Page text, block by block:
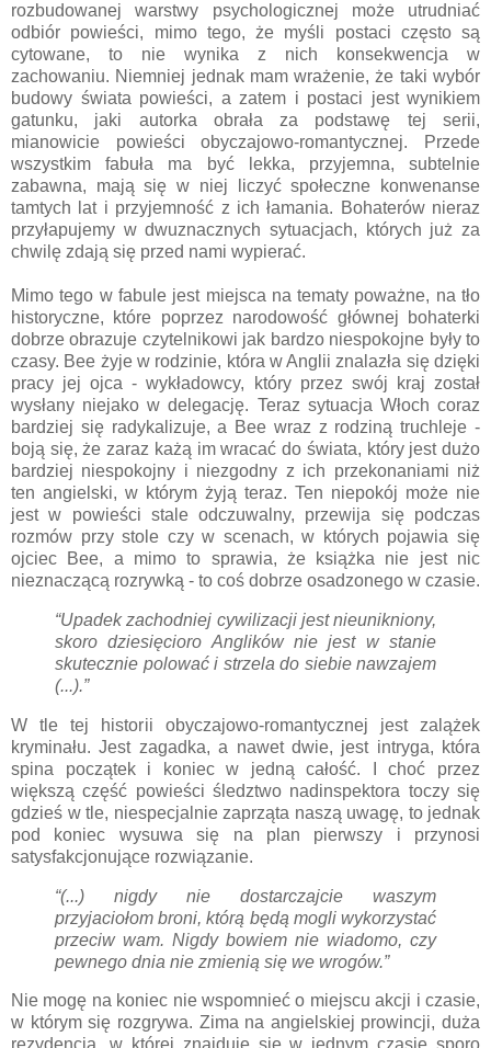
rozbudowanej warstwy psychologicznej może utrudniać
odbiór powieści, mimo tego, że myśli postaci często są
cytowane, to nie wynika z nich konsekwencja w
zachowaniu. Niemniej jednak mam wrażenie, że taki wybór
budowy świata powieści, a zatem i postaci jest wynikiem
gatunku, jaki autorka obrała za podstawę tej serii,
mianowicie powieści obyczajowo-romantycznej. Przede
wszystkim fabuła ma być lekka, przyjemna, subtelnie
zabawna, mają się w niej liczyć społeczne konwenanse
tamtych lat i przyjemność z ich łamania. Bohaterów nieraz
przyłapujemy w dwuznacznych sytuacjach, których już za
chwilę zdają się przed nami wypierać.
Mimo tego w fabule jest miejsca na tematy poważne, na tło
historyczne, które poprzez narodowość głównej bohaterki
dobrze obrazuje czytelnikowi jak bardzo niespokojne były to
czasy. Bee żyje w rodzinie, która w Anglii znalazła się dzięki
pracy jej ojca - wykładowcy, który przez swój kraj został
wysłany niejako w delegację. Teraz sytuacja Włoch coraz
bardziej się radykalizuje, a Bee wraz z rodziną truchleje -
boją się, że zaraz każą im wracać do świata, który jest dużo
bardziej niespokojny i niezgodny z ich przekonaniami niż
ten angielski, w którym żyją teraz. Ten niepokój może nie
jest w powieści stale odczuwalny, przewija się podczas
rozmów przy stole czy w scenach, w których pojawia się
ojciec Bee, a mimo to sprawia, że książka nie jest nic
nieznaczącą rozrywką - to coś dobrze osadzonego w czasie.
“Upadek zachodniej cywilizacji jest nieunikniony,
skoro dziesięcioro Anglików nie jest w stanie
skutecznie polować i strzela do siebie nawzajem
(...).”
W tle tej historii obyczajowo-romantycznej jest zalążek
kryminału. Jest zagadka, a nawet dwie, jest intryga, która
spina początek i koniec w jedną całość. I choć przez
większą część powieści śledztwo nadinspektora toczy się
gdzieś w tle, niespecjalnie zaprząta naszą uwagę, to jednak
pod koniec wysuwa się na plan pierwszy i przynosi
satysfakcjonujące rozwiązanie.
“(...) nigdy nie dostarczajcie waszym
przyjaciołom broni, którą będą mogli wykorzystać
przeciw wam. Nigdy bowiem nie wiadomo, czy
pewnego dnia nie zmienią się we wrogów.”
Nie mogę na koniec nie wspomnieć o miejscu akcji i czasie,
w którym się rozgrywa. Zima na angielskiej prowincji, duża